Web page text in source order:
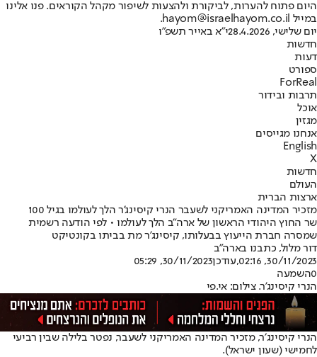
היום פתוח להערות, לביקורת ולהצעות לשיפור מקהל הקוראים. פנו אלינו
במייל hayom@israelhayom.co.il.
יום שלישי, 28.4.2026
י"א באייר תשפ"ו
חדשות
דעות
ספורט
ForReal
תרבות ובידור
אוכל
מגזין
אנחנו מגייסים
English
X
חדשות
העולם
ארצות הברית
מזכיר המדינה האמריקני לשעבר הנרי קיסינג'ר הלך לעולמו בגיל 100
שר החוץ היהודי הראשון של ארה"ב הלך לעולמו • לפי הודעה רשמית
שמסרה חברת הייעוץ בבעלותו, קיסינג'ר מת בביתו בקונטיקט
דור מלול, כתבנו בארה"ב
30/11/2023, 02:16
,עודכן30/11/2023, 05:29
0השמעה
הנרי קיסינג'ר. צילום: אי.פי
הנרי קיסינג׳ר, מזכיר המדינה האמריקני לשעבר, נפטר בלילה שבין רביעי
לחמישי (שעון ישראל).